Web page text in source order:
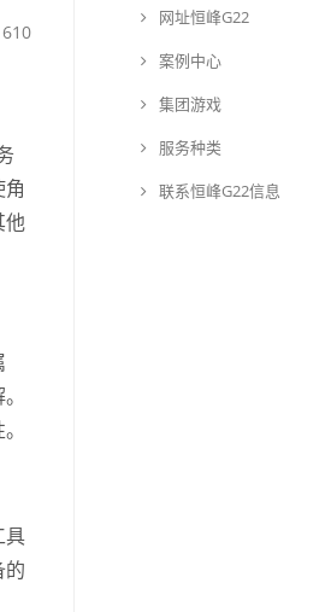
610
他
具
的
网址恒峰G22
案例中心
集团游戏
服务种类
联系恒峰G22信息